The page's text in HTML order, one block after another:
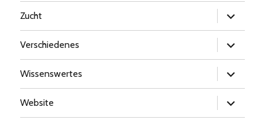
Zucht
öffnen
Verschiedenes
öffnen
Wissenswertes
öffnen
Website
öffnen